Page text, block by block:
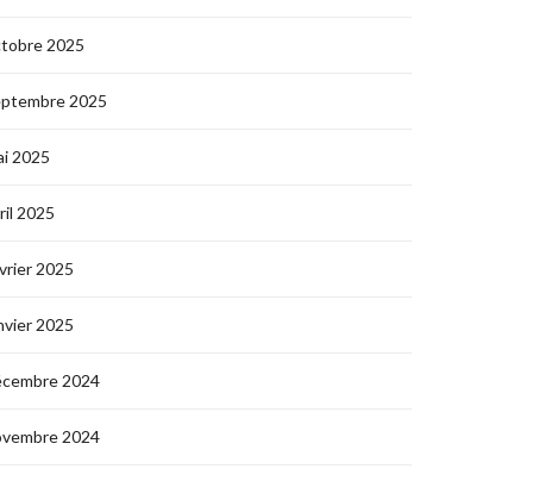
2025
2025
2025
2025
2025
2025
2024
2024